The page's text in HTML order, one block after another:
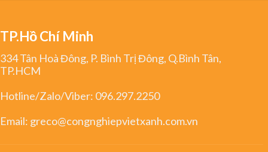
TP.Hồ Chí Minh
334 Tân Hoà Đông, P. Bình Trị Đông, Q.Bình Tân,
TP.HCM
Hotline/Zalo/Viber: 096.297.2250
Email: greco@congnghiepvietxanh.com.vn